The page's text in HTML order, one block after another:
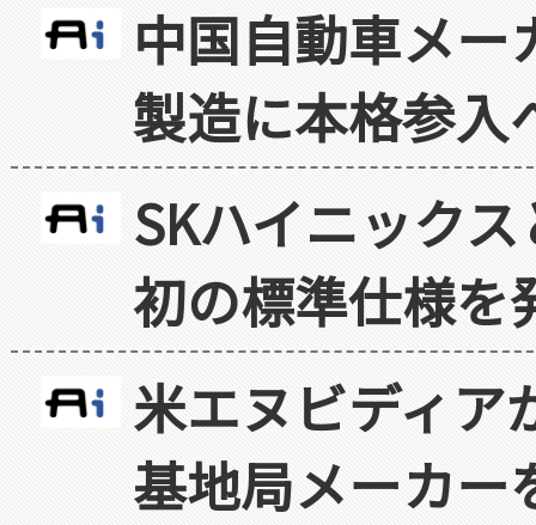
中国自動車メ
製造に本格参入
SKハイニック
初の標準仕様を
米エヌビディア
基地局メーカー